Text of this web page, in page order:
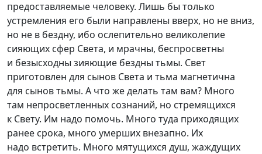
предоставляемые человеку. Лишь бы только
устремления его были направлены вверх, но не вниз,
но не в бездну, ибо ослепительно великолепие
сияющих сфер Света, и мрачны, беспросветны
и безысходны зияющие бездны тьмы. Свет
приготовлен для сынов Света и тьма магнетична
для сынов тьмы. А что же делать там вам? Много
там непросветленных сознаний, но стремящихся
к Свету. Им надо помочь. Много туда приходящих
ранее срока, много умерших внезапно. Их
надо встретить. Много мятущихся душ, жаждущих